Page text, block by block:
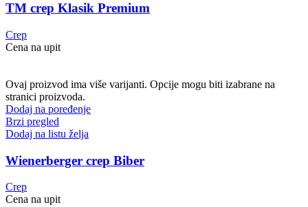
TM crep Klasik Premium
Crep
Cena na upit
Ovaj proizvod ima više varijanti. Opcije mogu biti izabrane na
stranici proizvoda.
Dodaj na poređenje
Brzi pregled
Dodaj na listu želja
Wienerberger crep Biber
Crep
Cena na upit